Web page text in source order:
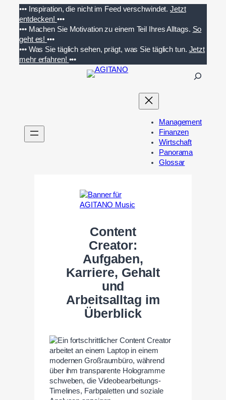
Inhalt
springen
••• Inspiration, die nicht im Feed verschwindet. Jetzt
entdecken! •••
••• Machen Sie Motivation zu einem Teil Ihres Alltags. So
geht es!•••
••• Was Sie täglich sehen, prägt, was Sie täglich tun. Jetzt
mehr erfahren! •••
n
Management
Finanzen
Wirtschaft
Panorama
Glossar
Content
Creator:
Aufgaben,
Karriere, Gehalt
und
Arbeitsalltag im
Überblick